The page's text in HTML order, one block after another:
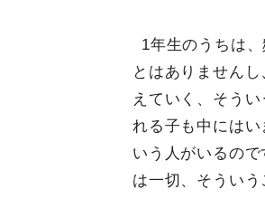
1年生のうちは
とはありません
えていく、そう
れる子も中には
いう人がいるの
は一切、そうい